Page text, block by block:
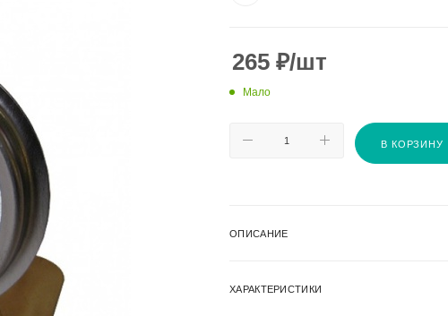
265 ₽/шт
Мало
В КОРЗИНУ
ОПИСАНИЕ
ХАРАКТЕРИСТИКИ